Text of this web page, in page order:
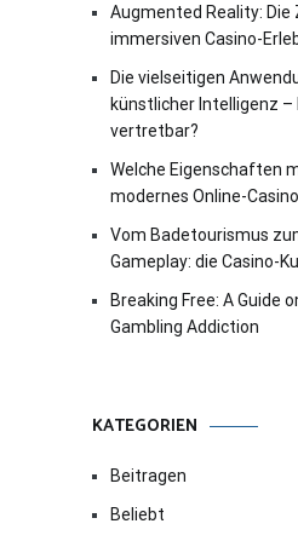
Augmented Reality: Die
immersiven Casino-
Die vielseitigen
künstlicher Intelligenz
vertretbar?
Welche Eigenschaften
modernes Online-
Vom Badetourismus
Gameplay: die Casino-
Breaking Free: A Guide
Gambling Addiction
KATEGORIEN
Beitragen
Beliebt